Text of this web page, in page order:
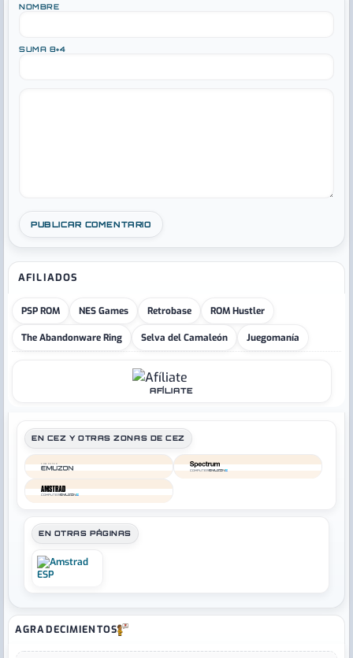
NOMBRE
SUMA 8+4
AFILIADOS
PSP ROM NES Games Retrobase ROM Hustler
The Abandonware Ring Selva del Camaleón Juegomanía
AFÍLIATE
EN CEZ Y OTRAS ZONAS DE CEZ
COMPUTER
COMPUTER
COMPUTER
EN OTRAS PÁGINAS
AGRADECIMIENTOS